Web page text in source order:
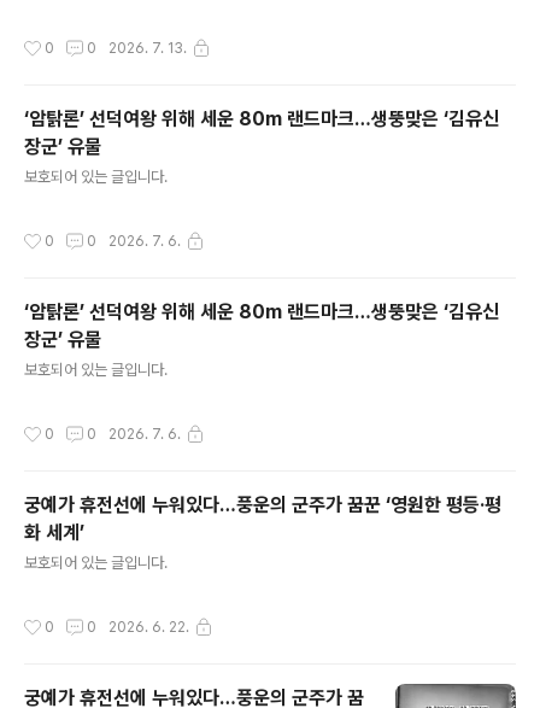
0 0 2026. 7. 13.
‘암탉론’ 선덕여왕 위해 세운 80m 랜드마크…생뚱맞은 ‘김유신
장군’ 유물
보호되어 있는 글입니다.
0 0 2026. 7. 6.
‘암탉론’ 선덕여왕 위해 세운 80m 랜드마크…생뚱맞은 ‘김유신
장군’ 유물
보호되어 있는 글입니다.
0 0 2026. 7. 6.
궁예가 휴전선에 누워있다…풍운의 군주가 꿈꾼 ‘영원한 평등·평
화 세계’
보호되어 있는 글입니다.
0 0 2026. 6. 22.
궁예가 휴전선에 누워있다…풍운의 군주가 꿈